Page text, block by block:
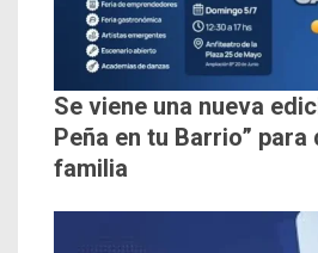
Se viene una nueva
Peña en tu Barrio”
familia